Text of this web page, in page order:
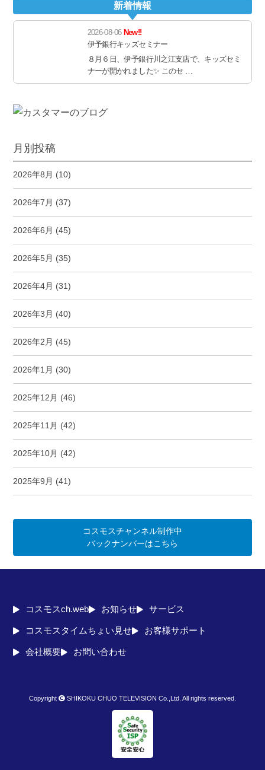
新着情報
2026-08-06 New!!
伊予銀行キッズセミナー
８月６日、伊予銀行川之江支店で、キッズセミ
ナーが開かれました✨ このセ …
月別投稿
2026年8月 (10)
2026年7月 (37)
2026年6月 (45)
2026年5月 (35)
2026年4月 (31)
2026年3月 (40)
2026年2月 (45)
2026年1月 (30)
2025年12月 (46)
2025年11月 (42)
2025年10月 (42)
2025年9月 (41)
コスモスチャンネル制作中
バックナンバーはこちら
コスモスch.web お知らせ サービス
コスモスタイムちょい見せ お客様サポート
会社概要 お問い合わせ
Copyright SHIKOKU CHUO TELEVISION Co.,Ltd. All rights reserved.